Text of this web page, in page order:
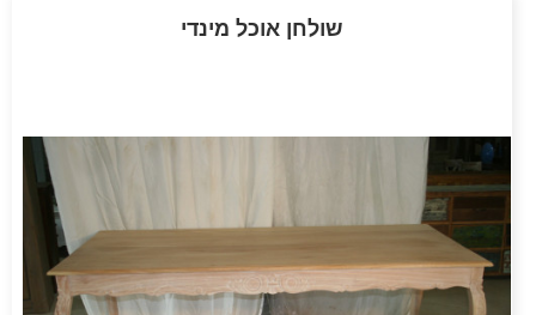
שולחן אוכל מינדי